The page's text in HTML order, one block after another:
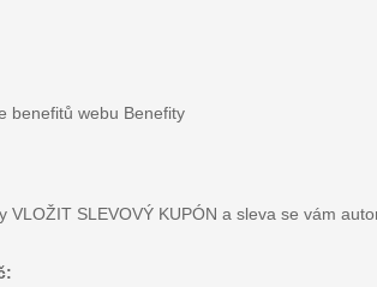
benefitů webu Benefity
SLEVOVÝ KUPÓN a sleva se vám